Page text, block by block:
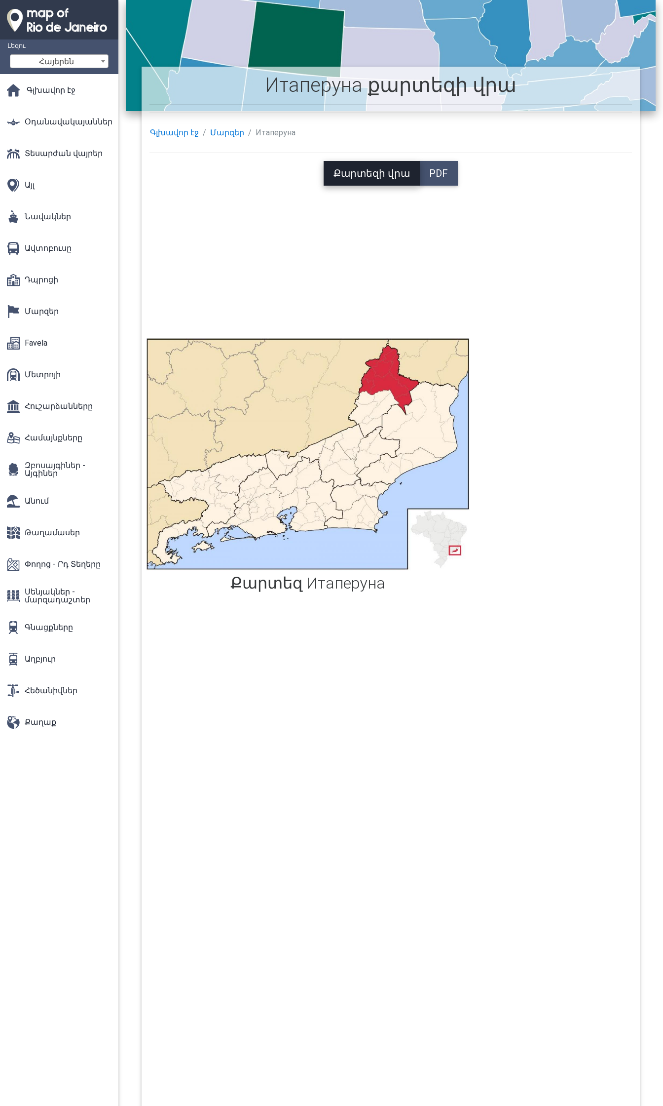
Լեզու
Հայերեն
Գլխավոր էջ
Օդանավակայաններ
Տեսարժան վայրեր
Այլ
Նավակներ
Ավտոբուսը
Դպրոցի
Մարզեր
Favela
Մետրոյի
Հուշարձանները
Համայնքները
Զբոսայգիներ -
Այգիներ
Անում
Թաղամասեր
Փողոց - Րդ Տեղերը
Սենյակներ -
մարզադաշտեր
Գնացքները
Աղբյուր
Հեծանիվներ
Քաղաք
Итаперуна քարտեզի վրա
Գլխավոր էջ Մարզեր Итаперуна
Քարտեզի վրա PDF
Քարտեզ Итаперуна